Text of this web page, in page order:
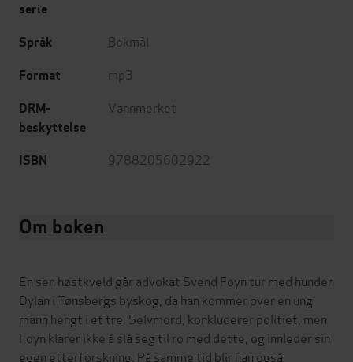
serie
Språk Bokmål
Format mp3
DRM-
beskyttelse
Vannmerket
ISBN 9788205602922
Om boken
En sen høstkveld går advokat Svend Foyn tur med hunden
Dylan i Tønsbergs byskog, da han kommer over en ung
mann hengt i et tre. Selvmord, konkluderer politiet, men
Foyn klarer ikke å slå seg til ro med dette, og innleder sin
egen etterforskning. På samme tid blir han også